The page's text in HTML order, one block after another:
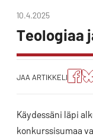
10.4.2025
Teologiaa
JAA ARTIKKELI
Käydessäni läpi
konkurssisumaa